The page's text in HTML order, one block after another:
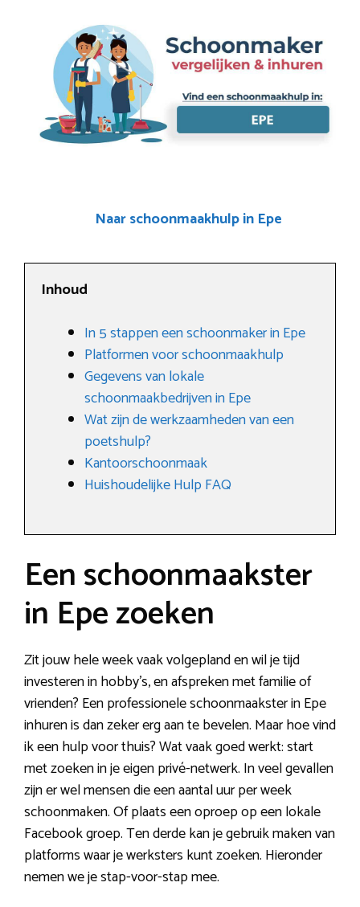
Naar schoonmaakhulp in Epe
Inhoud
In 5 stappen een schoonmaker in Epe
Platformen voor schoonmaakhulp
Gegevens van lokale
schoonmaakbedrijven in Epe
Wat zijn de werkzaamheden van een
poetshulp?
Kantoorschoonmaak
Huishoudelijke Hulp FAQ
Een schoonmaakster
in Epe zoeken
Zit jouw hele week vaak volgepland en wil je tijd
investeren in hobby’s, en afspreken met familie of
vrienden? Een professionele schoonmaakster in Epe
inhuren is dan zeker erg aan te bevelen. Maar hoe vind
ik een hulp voor thuis? Wat vaak goed werkt: start
met zoeken in je eigen privé-netwerk. In veel gevallen
zijn er wel mensen die een aantal uur per week
schoonmaken. Of plaats een oproep op een lokale
Facebook groep. Ten derde kan je gebruik maken van
platforms waar je werksters kunt zoeken. Hieronder
nemen we je stap-voor-stap mee.